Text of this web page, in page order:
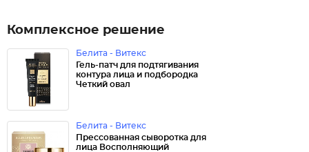
Комплексное решение
Белита - Витекс
Гель-патч для подтягивания
контура лица и подбородка
Четкий овал
Белита - Витекс
Прессованная сыворотка для
лица Восполняющий